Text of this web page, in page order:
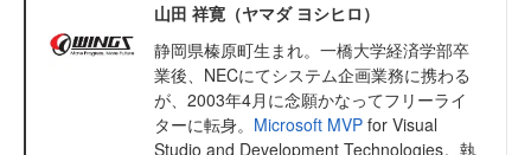
山田 祥寛（ヤマダ ヨシヒロ）
静岡県榛原町生まれ。一橋大学経済学部卒
業後、NECにてシステム企画業務に携わる
が、2003年4月に念願かなってフリーライ
ターに転身。 Microsoft MVP for Visual
Studio and Development Technologies。執